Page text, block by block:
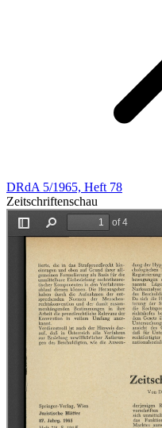
DRdA 5/1965, Heft 78
Zeitschriftenschau